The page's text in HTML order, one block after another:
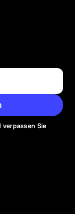
verpassen Sie